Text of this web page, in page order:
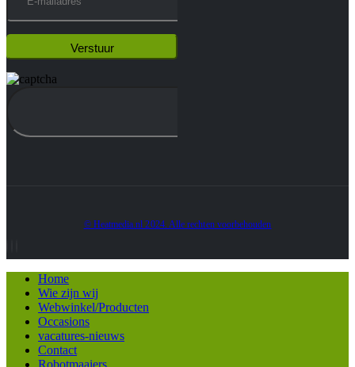
© Heatmedia.nl 2024. Alle rechten voorbehouden
Home
Wie zijn wij
Webwinkel/Producten
Occasions
vacatures-nieuws
Contact
Robotmaaiers